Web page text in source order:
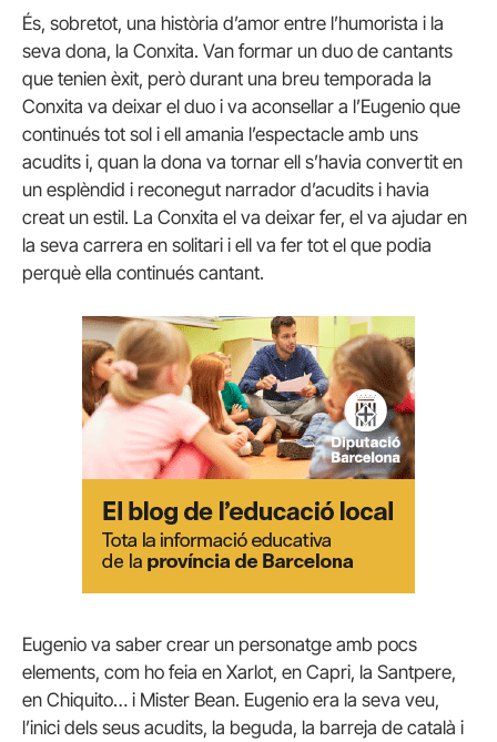
És, sobretot, una història d’amor entre l’humorista i la
seva dona, la Conxita. Van formar un duo de cantants
que tenien èxit, però durant una breu temporada la
Conxita va deixar el duo i va aconsellar a l’Eugenio que
continués tot sol i ell amania l’espectacle amb uns
acudits i, quan la dona va tornar ell s’havia convertit en
un esplèndid i reconegut narrador d’acudits i havia
creat un estil. La Conxita el va deixar fer, el va ajudar en
la seva carrera en solitari i ell va fer tot el que podia
perquè ella continués cantant.
Eugenio va saber crear un personatge amb pocs
elements, com ho feia en Xarlot, en Capri, la Santpere,
en Chiquito… i Mister Bean. Eugenio era la seva veu,
l’inici dels seus acudits, la beguda, la barreja de català i